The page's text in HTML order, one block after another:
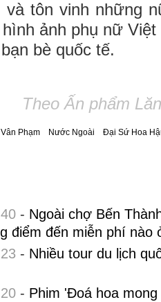
tôn vinh những
ảnh phụ nữ
bè quốc tế.
Theo Ấn phẩm
Phạm Nước Ngoài Đại Sứ Hoa
- Ngoài chợ Bến
điểm đến miễn phí nào
- Nhiều tour du lịch
- Phim 'Đoá hoa